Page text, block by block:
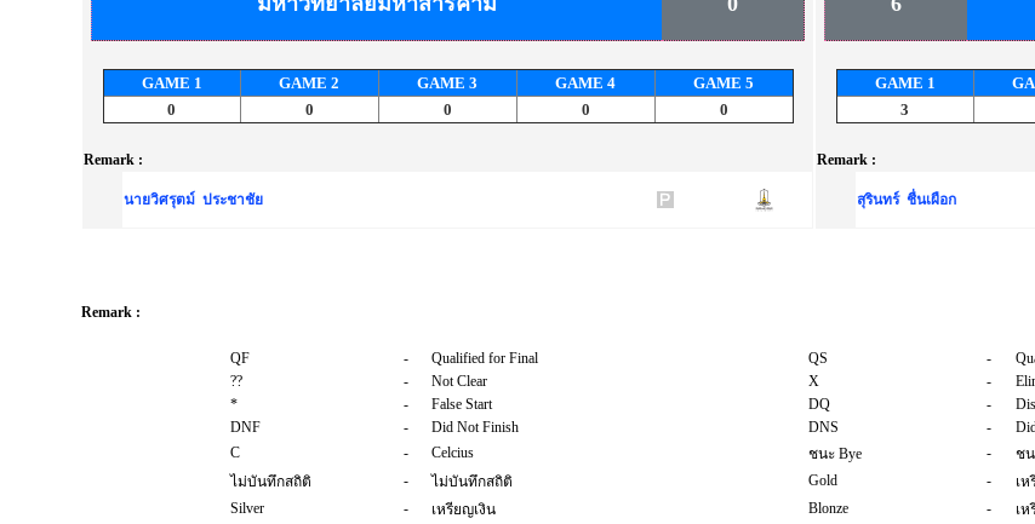
GAME 1 GAME 2 GAME 3 GAME 4 GAME 5
0
0 0 0 0
Remark :
นายวิศรุตม์ ประชาชัย
GAME 1
3
Remark :
สุรินทร์ ชื่นเผือก
Remark :
QF - Qualified for Final QS -
??
- Not Clear X -
*
- False Start DQ -
DNF
- Did Not Finish DNS -
C
- Celcius ชนะ Bye -
ชน
ไม่บันทึกสถิติ
- ไม่บันทึกสถิติ Gold -
เ
Silver
- เหรียญเงิน Blonze - เ